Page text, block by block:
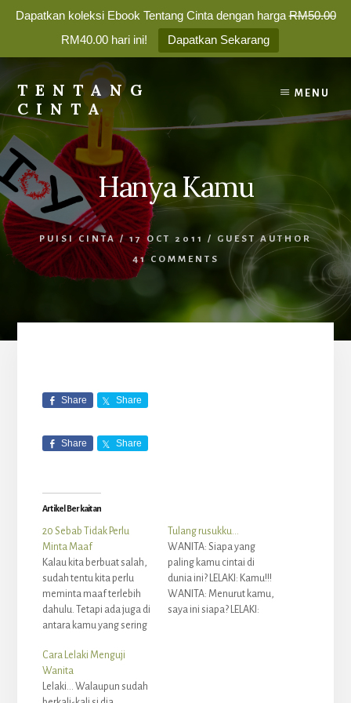
Dapatkan koleksi Ebook Tentang Cinta dengan hargaRM50.00
RM40.00 hari ini!
Dapatkan Sekarang
Skip
content
TENTANG
CINTA
Membina
Percintaan
yang
Bahagia
Selamanya
MENU
Hanya Kamu
PUISI CINTA/17 OCT 2011 / GUEST AUTHOR
41 COMMENTS
Share Share
Share Share
Artikel Berkaitan
20 Sebab Tidak Perlu
Minta Maaf
Kalau kita berbuat salah,
sudah tentu kita perlu
meminta maaf terlebih
dahulu. Tetapi ada juga di
antara kamu yang sering
hakikatnya bukan kita
yang melakukan
kesalahan/kesilapan.
Tulang rusukku…
WANITA: Siapa yang
paling kamu cintai di
dunia ini? LELAKI: Kamu!!!
WANITA: Menurut kamu,
saya ini siapa? LELAKI:
Cara Lelaki Menguji
Wanita
Lelaki... Walaupun sudah